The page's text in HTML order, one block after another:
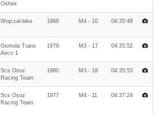
Oshee
Wojczal-bike 1968 M4 - 10 04:35:48
Gomola Trans
Airco 1
1979 M3 - 17 04:35:52
Scs Osoz
Racing Team
1980 M3 - 18 04:35:53
Scs Osoz
Racing Team
1977 M4 - 11 04:37:24